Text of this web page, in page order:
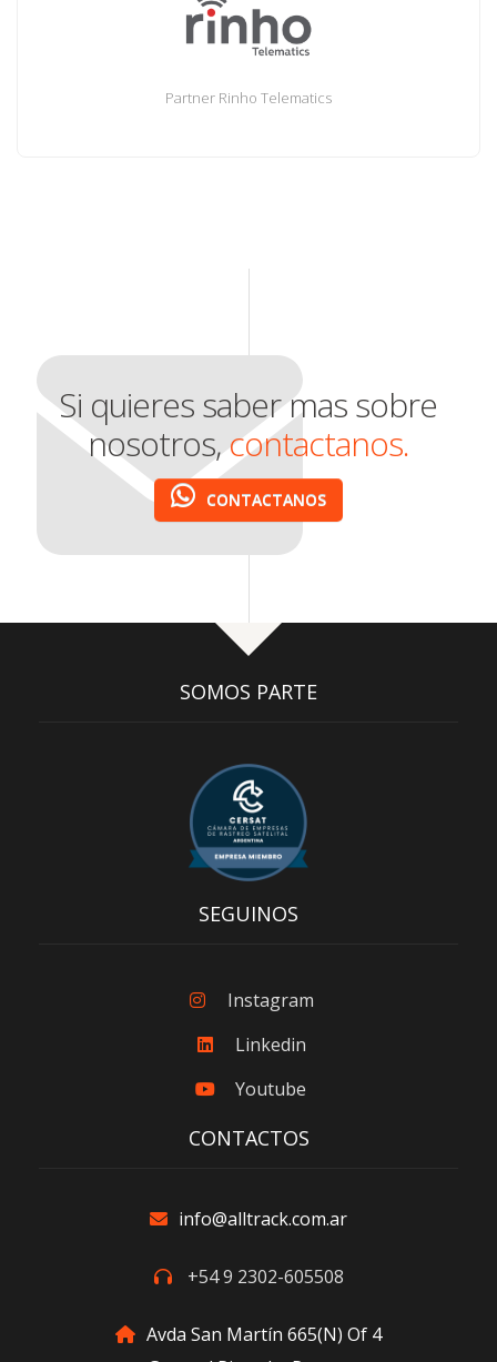
Partner Rinho Telematics
Si quieres saber mas sobre
nosotros,contactanos.
CONTACTANOS
SOMOS PARTE
SEGUINOS
Instagram
Linkedin
Youtube
CONTACTOS
info@alltrack.com.ar
+54 9 2302-605508
Avda San Martín 665(N) Of 4